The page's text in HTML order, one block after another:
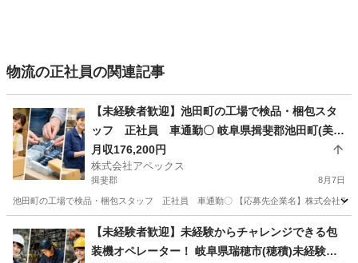
物流の正社員の関連記事
【未経験者歓迎】池田町の工場で検品・梱包スタ
ッフ 正社員 車通勤〇 岐阜県揖斐郡池田町(美濃
本郷)池田町の工場で検品・梱包スタッフ 正社
員 車通勤〇
月収176,200円
株式会社アペックス
揖斐郡 8月7日
池田町の工場で検品・梱包スタッフ 正社員 車通勤〇 【応募先企業名】株式会社ア
倉庫管理 未経験
【未経験者歓迎】未経験からチャレンジできる包
装機オペレーター！ 岐阜県瑞穂市(穂積)未経験か